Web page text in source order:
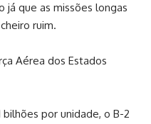
já que as missões longas
ruim.
Aérea dos Estados
por unidade, o B-2